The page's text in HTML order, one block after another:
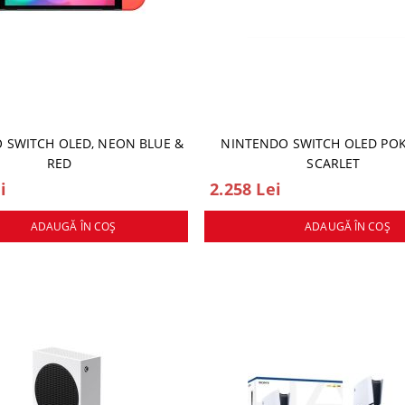
SWITCH OLED, NEON BLUE &
RED
ADAUGĂ ÎN COŞ
NINTENDO SWITCH OLED
SCARLET
2.258 Lei
ADAUGĂ ÎN COŞ